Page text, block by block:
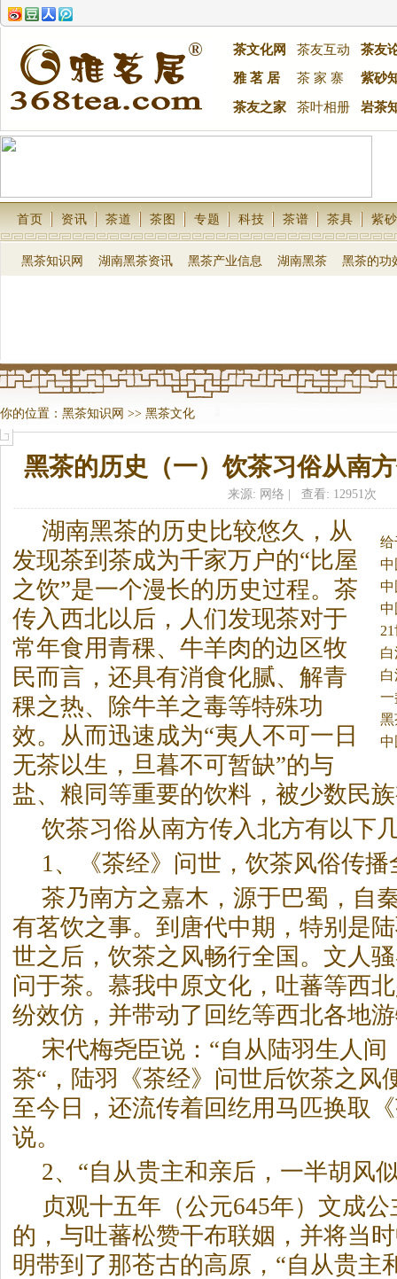
茶文化网 茶友互动
茶友
雅 茗 居
茶 家 寨 紫砂
茶友之家 茶叶相册 岩茶
首页 资讯 茶道 茶图 专题 科技 茶谱 茶具 紫砂
黑茶知识网 湖南黑茶资讯 黑茶产业信息 湖南黑茶 黑茶的功
你的位置： 黑茶知识网 >> 黑茶文化
黑茶的历史（一）饮茶习俗从南
来源: 网络 | 查看: 12951次
中
中
的
喜
中
湖南黑茶的历史比较悠久，从
发现茶到茶成为千家万户的“比屋
之饮”是一个漫长的历史过程。 茶
传入西北以后，人们发现茶对于
常年食用青稞、牛羊肉的边区牧
民而言，还具有消食化腻、解青
稞之热、除牛羊之毒等特殊功
效。从而迅速成为“夷人不可一日
无茶以生，旦暮不可暂缺”的与
盐、粮同等重要的饮料，被少数民
饮茶习俗从南方传入北方有以下
1、《茶经》问世，饮茶风俗传播
茶乃南方之嘉木，源于巴蜀，自
有茗饮之事。到唐代中期，特别是
世之后，饮茶之风畅行全国。文人
问于茶。慕我中原文化，吐蕃等西
纷效仿，并带动了回纥等西北各地
宋代梅尧臣说：“自从陆羽生人间
茶“，陆羽《茶经》问世后饮茶之风
至今日，还流传着回纥用马匹换取
说。
2、“自从贵主和亲后，一半胡风
贞观十五年（公元645年）文成
的，与吐蕃松赞干布联姻，并将当
明带到了那苍古的高原，“自从贵主